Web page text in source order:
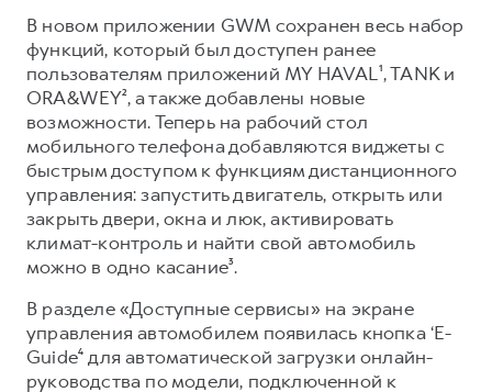
Крупным корпоративным клиентам
Система управления автопарком
Сервис для корпоративных клиентов
HAVAL Лизинг
АКСЕССУАРЫ HAVAL
Автомобильные аксессуары
Коллекция PRO
Коллекция Базовая
Коллекция Детская
Руководства по эксплуатации
Подписки
АКСЕССУАРЫ HAVAL
Автомобильные аксессуары
Коллекция PRO
Коллекция Базовая
Коллекция Детская
В новом приложении GWM сохранен весь набор
функций, который был доступен ранее
пользователям приложений MY HAVAL¹, TANK и
ORA&WEY², а также добавлены новые
возможности. Теперь на рабочий стол
мобильного телефона добавляются виджеты с
быстрым доступом к функциям дистанционного
управления: запустить двигатель, открыть или
закрыть двери, окна и люк, активировать
климат-контроль и найти свой автомобиль
можно в одно касание³.
В разделе «Доступные сервисы» на экране
управления автомобилем появилась кнопка ‘E-
Guide⁴ для автоматической загрузки онлайн-
руководства по модели, подключенной к